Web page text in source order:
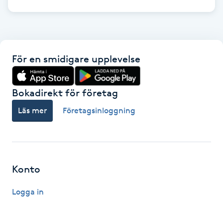
Japansk massage
Katun fransar
Kemisk peeling
Keratinbehandling
För en smidigare upplevelse
Bokadirekt för företag
Läs mer Företagsinloggning
Konto
Logga in